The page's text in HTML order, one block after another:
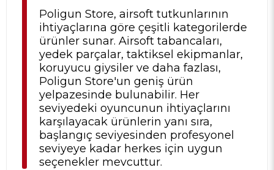
Poligun Store, airsoft tutkunlarının
ihtiyaçlarına göre çeşitli kategorilerde
ürünler sunar. Airsoft tabancaları,
yedek parçalar, taktiksel ekipmanlar,
koruyucu giysiler ve daha fazlası,
Poligun Store'un geniş ürün
yelpazesinde bulunabilir. Her
seviyedeki oyuncunun ihtiyaçlarını
karşılayacak ürünlerin yanı sıra,
başlangıç seviyesinden profesyonel
seviyeye kadar herkes için uygun
seçenekler mevcuttur.